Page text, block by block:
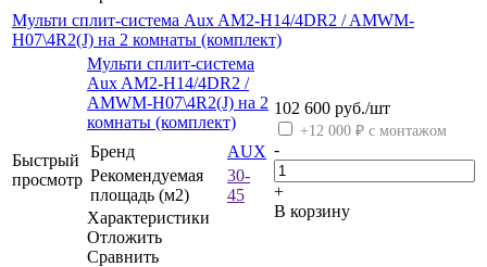
Мульти сплит-система Aux AM2-H14/4DR2 / AMWM-
H07\4R2(J) на 2 комнаты (комплект)
Быстрый
просмотр
Мульти сплит-система
Aux AM2-H14/4DR2 /
AMWM-H07\4R2(J) на 2
комнаты (комплект)
Бренд
AUX
Рекомендуемая
площадь (м2)
30-
45
Характеристики
Отложить
Сравнить
102 600 руб./шт
+12 000 ₽ с монтажом
-
+
В корзину